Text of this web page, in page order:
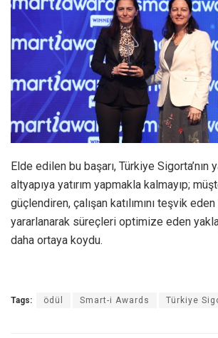
Elde edilen bu başarı, Türkiye Sigorta’nın
altyapıya yatırım yapmakla kalmayıp;
güçlendiren, çalışan katılımını teşvik
yararlanarak süreçleri optimize eden
daha ortaya koydu.
Tags: ödül Smart-i Awards Türkiye